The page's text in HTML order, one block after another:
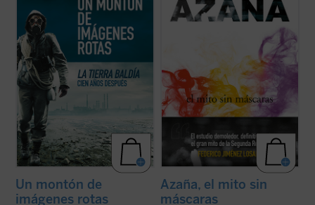
imágenes rotas. Y
constituye para nosotros un ...
Un montón de
imágenes rotas
ensayo histórico-político sobre el escritor y
político de Alcalá de Henares ... (ver ficha)
Azaña, el mito sin
máscaras